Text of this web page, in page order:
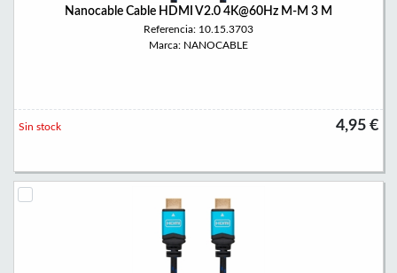
Nanocable Cable HDMI V2.0 4K@60Hz M-M 3 M
Referencia: 10.15.3703
Marca: NANOCABLE
4,95 €
Sin stock